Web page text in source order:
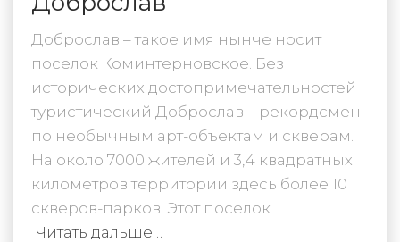
Доброслав – такое имя нынче носит
поселок Коминтерновское. Без
исторических достопримечательностей
туристический Доброслав – рекордсмен
по необычным арт-объектам и скверам.
На около 7000 жителей и 3,4 квадратных
километров территории здесь более 10
скверов-парков. Этот поселок
Читать дальше…